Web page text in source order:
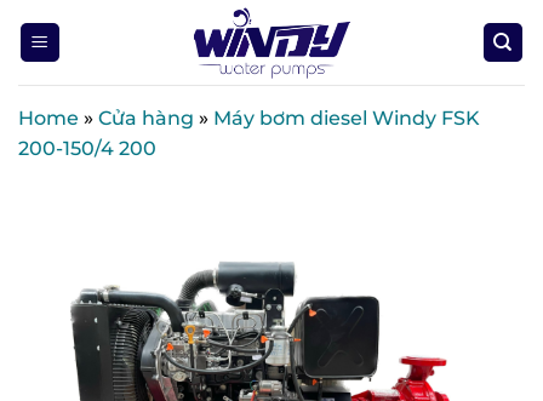
Home » Cửa hàng » Máy bơm diesel Windy FSK
200-150/4 200